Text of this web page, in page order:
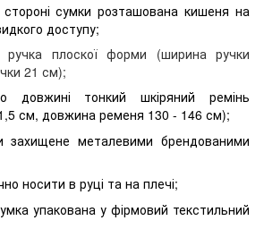
стороні сумки розташована кишеня на
доступу;
ручка плоскої форми (ширина ручки
21 см);
довжині тонкий шкіряний ремінь
см, довжина ременя 130 - 146 см);
захищене металевими брендованими
носити в руці та на плечі;
упакована у фірмовий текстильний